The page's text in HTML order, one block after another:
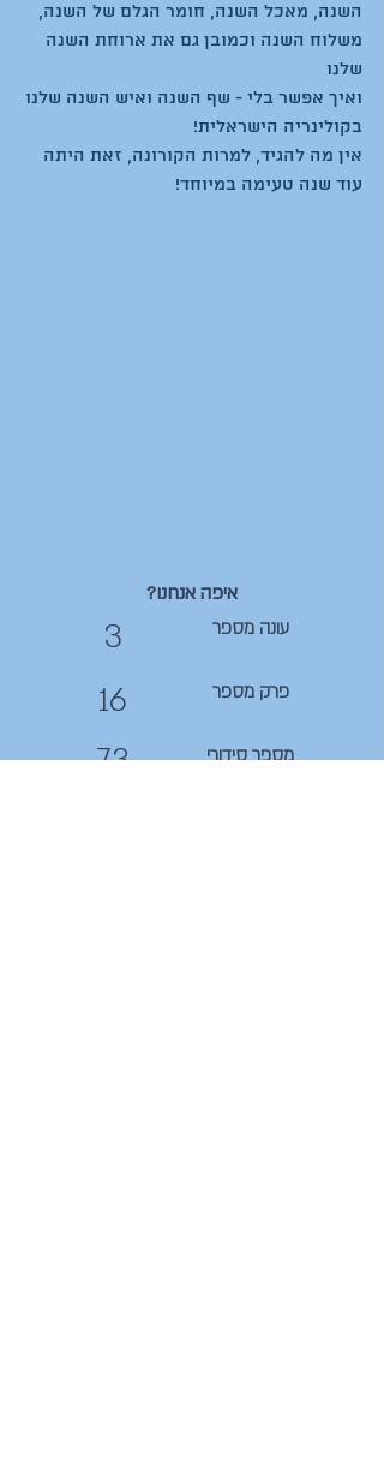
השנה, מאכל השנה, חומר הגלם של השנה,
משלוח השנה וכמובן גם את ארוחת השנה
ואיך אפשר בלי - שף השנה ואיש השנה שלנו
בקולינריה הישראלית!
אין מה להגיד, למרות הקורונה, זאת היתה
עוד שנה טעימה במיוחד!
איפה אנחנו?
3
16
73
עונה מספר
פרק מספר
מספר סידורי